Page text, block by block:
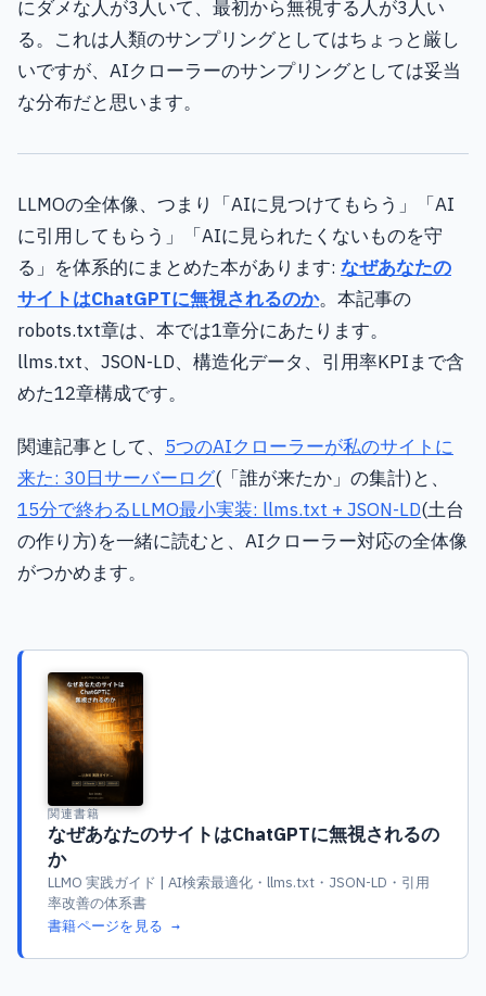
にダメな人が3人いて、最初から無視する人が3人い
る。これは人類のサンプリングとしてはちょっと厳し
いですが、AIクローラーのサンプリングとしては妥当
な分布だと思います。
LLMOの全体像、つまり「AIに見つけてもらう」「AI
に引用してもらう」「AIに見られたくないものを守
る」を体系的にまとめた本があります: なぜあなたの
サイトはChatGPTに無視されるのか。本記事の
robots.txt章は、本では1章分にあたります。
llms.txt、JSON-LD、構造化データ、引用率KPIまで含
めた12章構成です。
関連記事として、 5つのAIクローラーが私のサイトに
来た: 30日サーバーログ(「誰が来たか」の集計)と、
15分で終わるLLMO最小実装: llms.txt + JSON-LD(土台
の作り方)を一緒に読むと、AIクローラー対応の全体像
がつかめます。
関連書籍
なぜあなたのサイトはChatGPTに無視されるの
か
LLMO 実践ガイド | AI検索最適化・llms.txt・JSON-LD・引用
率改善の体系書
書籍ページを見る →